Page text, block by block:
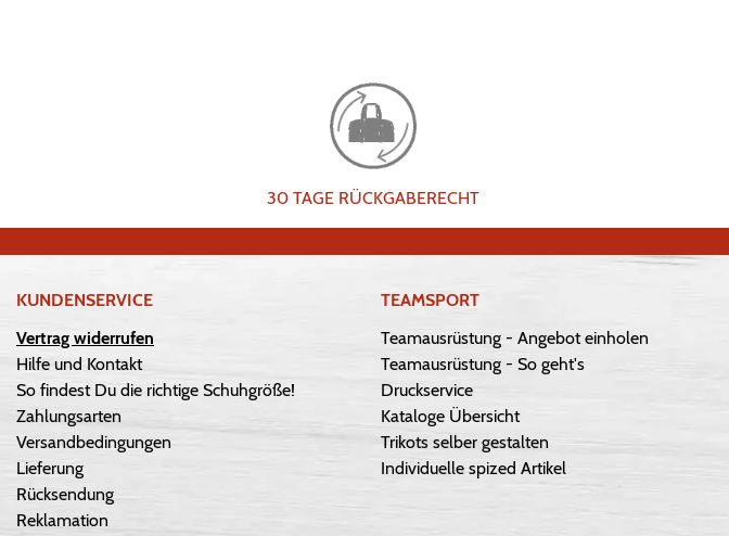
30 TAGE RÜCKGABERECHT
KUNDENSERVICE
Vertrag widerrufen
Hilfe und Kontakt
So findest Du die richtige Schuhgröße!
Zahlungsarten
Versandbedingungen
Lieferung
Rücksendung
Reklamation
TEAMSPORT
Teamausrüstung - Angebot einholen
Teamausrüstung - So geht's
Druckservice
Kataloge Übersicht
Trikots selber gestalten
Individuelle spized Artikel